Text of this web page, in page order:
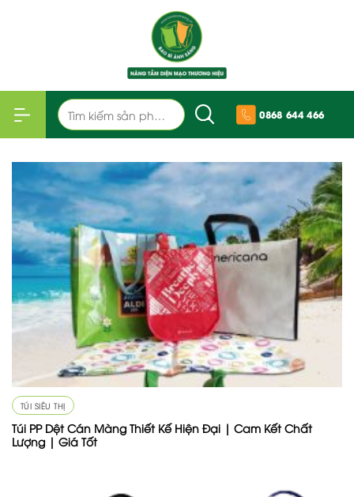
Tìm
kiếm:
0868 644 466
TÚI SIÊU THỊ
Túi PP Dệt Cán Màng Thiết Kế Hiện Đại | Cam Kết Chất
Lượng | Giá Tốt